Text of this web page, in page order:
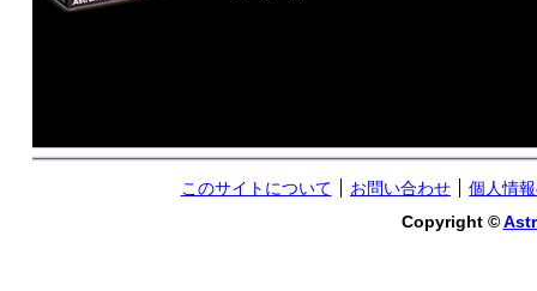
このサイトについて お問い合わせ
個人情
Copyright ©